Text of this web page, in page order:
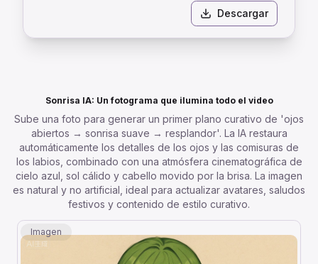
Descargar
Sonrisa IA: Un fotograma que ilumina todo el video
Sube una foto para generar un primer plano curativo de 'ojos
abiertos → sonrisa suave → resplandor'. La IA restaura
automáticamente los detalles de los ojos y las comisuras de
los labios, combinado con una atmósfera cinematográfica de
cielo azul, sol cálido y cabello movido por la brisa. La imagen
es natural y no artificial, ideal para actualizar avatares, saludos
festivos y contenido de estilo curativo.
Imagen